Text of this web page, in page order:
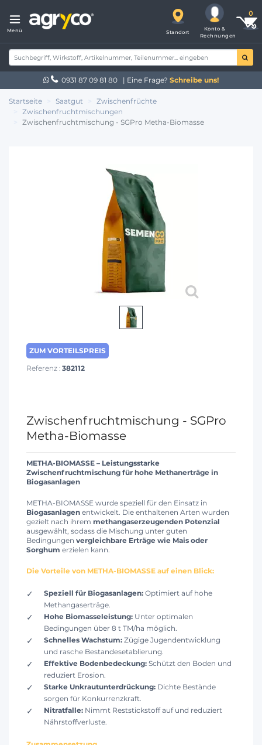
Menü Standort
Konto &
Rechnungen
0931 87 09 81 80 | Eine Frage? Schreibe uns!
Startseite Saatgut
Zwischenfrüchte
Zwischenfruchtmischungen
Zwischenfruchtmischung - SGPro Metha-Biomasse
ZUM VORTEILSPREIS
Referenz : 382112
Zwischenfruchtmischung - SGPro
Metha-Biomasse
METHA-BIOMASSE – Leistungsstarke
Zwischenfruchtmischung für hohe Methanerträge in
Biogasanlagen
METHA-BIOMASSE wurde speziell für den Einsatz in
Biogasanlagen entwickelt. Die enthaltenen Arten wurden
gezielt nach ihrem methangaserzeugenden Potenzial
ausgewählt, sodass die Mischung unter guten
Bedingungen vergleichbare Erträge wie Mais oder
Sorghum erzielen kann.
Die Vorteile von METHA-BIOMASSE auf einen Blick:
Speziell für Biogasanlagen: Optimiert auf hohe
Methangaserträge.
Hohe Biomasseleistung: Unter optimalen
Bedingungen über 8 t TM/ha möglich.
Schnelles Wachstum: Zügige Jugendentwicklung
und rasche Bestandesetablierung.
Effektive Bodenbedeckung: Schützt den Boden und
reduziert Erosion.
Starke Unkrautunterdrückung: Dichte Bestände
sorgen für Konkurrenzkraft.
Nitratfalle: Nimmt Reststickstoff auf und reduziert
Nährstoffverluste.